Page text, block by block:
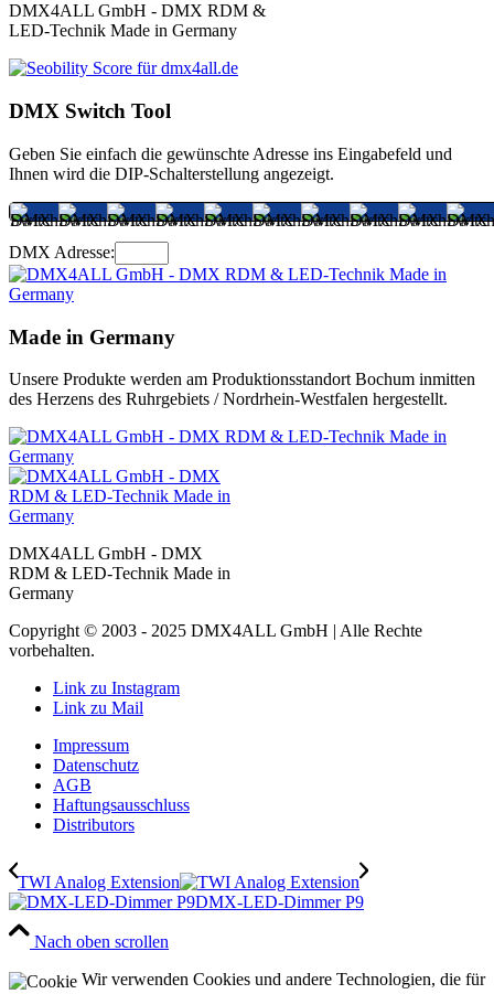
DMX4ALL GmbH - DMX RDM &
LED-Technik Made in Germany
DMX Switch Tool
Geben Sie einfach die gewünschte Adresse ins Eingabefeld und
Ihnen wird die DIP-Schalterstellung angezeigt.
DMX Adresse:
Made in Germany
Unsere Produkte werden am Produktionsstandort Bochum inmitten
des Herzens des Ruhrgebiets / Nordrhein-Westfalen hergestellt.
DMX4ALL GmbH - DMX
RDM & LED-Technik Made in
Germany
Copyright © 2003 - 2025 DMX4ALL GmbH | Alle Rechte
vorbehalten.
Link zu Instagram
Link zu Mail
Impressum
Datenschutz
AGB
Haftungsausschluss
Distributors
TWI Analog Extension
DMX-LED-Dimmer P9
Nach oben scrollen
Wir verwenden Cookies und andere Technologien, die für